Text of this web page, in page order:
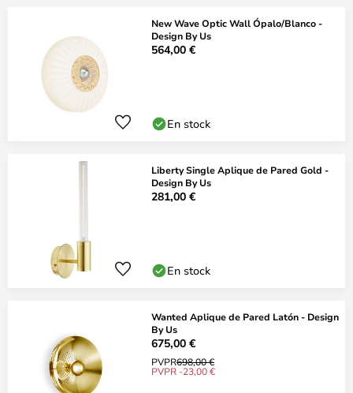
New Wave Optic Wall Ópalo/Blanco -
Design By Us
564,00 €
En stock
Liberty Single Aplique de Pared Gold -
Design By Us
281,00 €
En stock
Wanted Aplique de Pared Latón - Design
By Us
675,00 €
PVPR698,00 €
PVPR -23,00 €